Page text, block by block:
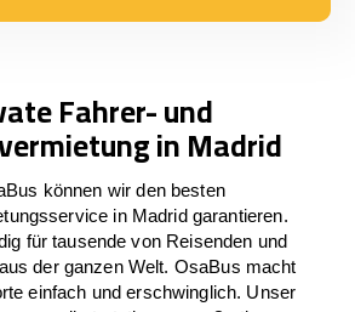
Fahrer- und
in Madrid
können wir den besten
in Madrid garantieren.
für tausende von Reisenden und
der ganzen Welt. OsaBus macht
einfach und erschwinglich. Unser